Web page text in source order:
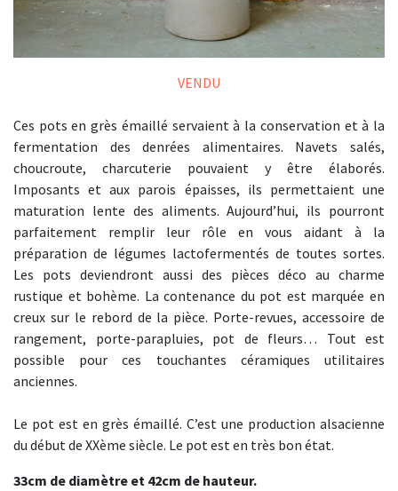
VENDU
Ces pots en grès émaillé servaient à la conservation et à la
fermentation des denrées alimentaires. Navets salés,
choucroute, charcuterie pouvaient y être élaborés.
Imposants et aux parois épaisses, ils permettaient une
maturation lente des aliments. Aujourd’hui, ils pourront
parfaitement remplir leur rôle en vous aidant à la
préparation de légumes lactofermentés de toutes sortes.
Les pots deviendront aussi des pièces déco au charme
rustique et bohème. La contenance du pot est marquée en
creux sur le rebord de la pièce. Porte-revues, accessoire de
rangement, porte-parapluies, pot de fleurs… Tout est
possible pour ces touchantes céramiques utilitaires
anciennes.
Le pot est en grès émaillé. C’est une production alsacienne
du début de XXème siècle. Le pot est en très bon état.
33cm de diamètre et 42cm de hauteur.